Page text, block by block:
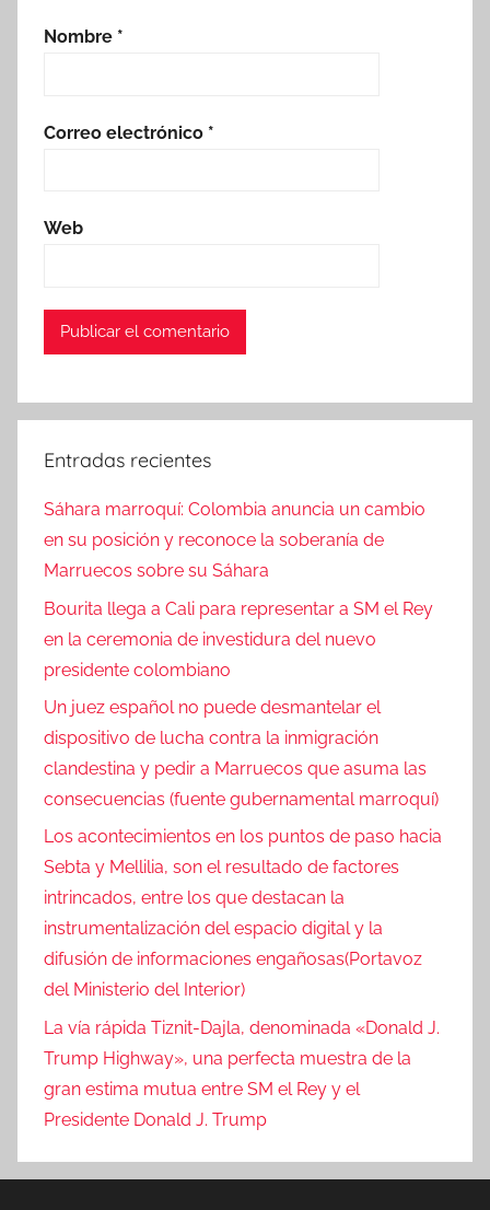
Nombre *
Correo electrónico *
Web
Entradas recientes
Sáhara marroquí: Colombia anuncia un cambio
en su posición y reconoce la soberanía de
Marruecos sobre su Sáhara
Bourita llega a Cali para representar a SM el Rey
en la ceremonia de investidura del nuevo
presidente colombiano
Un juez español no puede desmantelar el
dispositivo de lucha contra la inmigración
clandestina y pedir a Marruecos que asuma las
consecuencias (fuente gubernamental marroquí)
Los acontecimientos en los puntos de paso hacia
Sebta y Mellilia, son el resultado de factores
intrincados, entre los que destacan la
instrumentalización del espacio digital y la
difusión de informaciones engañosas(Portavoz
del Ministerio del Interior)
La vía rápida Tiznit-Dajla, denominada «Donald J.
Trump Highway», una perfecta muestra de la
gran estima mutua entre SM el Rey y el
Presidente Donald J. Trump